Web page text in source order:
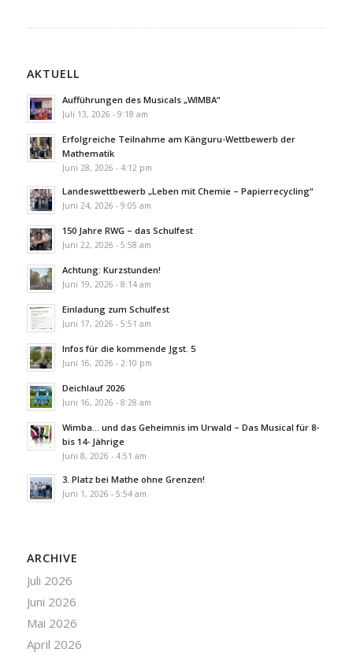
AKTUELL
Aufführungen des Musicals „WIMBA“
Juli 13, 2026 - 9:18 am
Erfolgreiche Teilnahme am Känguru-Wettbewerb der
Mathematik
Juni 28, 2026 - 4:12 pm
Landeswettbewerb „Leben mit Chemie – Papierrecycling“
Juni 24, 2026 - 9:05 am
150 Jahre RWG – das Schulfest
Juni 22, 2026 - 5:58 am
Achtung: Kurzstunden!
Juni 19, 2026 - 8:14 am
Einladung zum Schulfest
Juni 17, 2026 - 5:51 am
Infos für die kommende Jgst. 5
Juni 16, 2026 - 2:10 pm
Deichlauf 2026
Juni 16, 2026 - 8:28 am
Wimba… und das Geheimnis im Urwald – Das Musical für 8-
bis 14- Jährige
Juni 8, 2026 - 4:51 am
3. Platz bei Mathe ohne Grenzen!
Juni 1, 2026 - 5:54 am
ARCHIVE
Juli 2026
Juni 2026
Mai 2026
April 2026